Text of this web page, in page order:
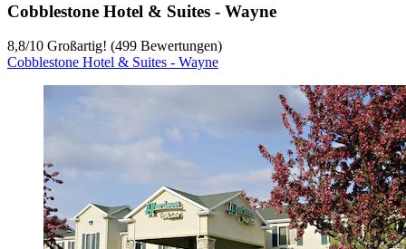
Cobblestone Hotel & Suites - Wayne
8,8/10 Großartig! (499 Bewertungen)
Cobblestone Hotel & Suites - Wayne